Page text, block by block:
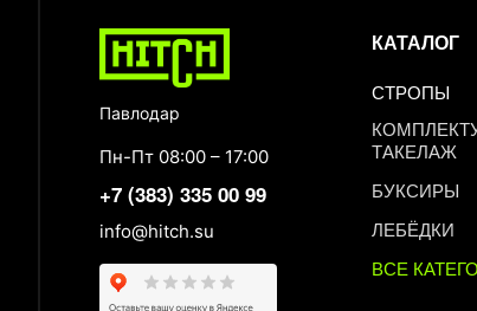
Павлодар
Пн-Пт 08:00 – 17:00
+7 (383) 335 00 99
info@hitch.su
КАТАЛОГ
СТРОПЫ
ТАКЕЛАЖ
БУКСИРЫ
ЛЕБЁДКИ
ВСЕ